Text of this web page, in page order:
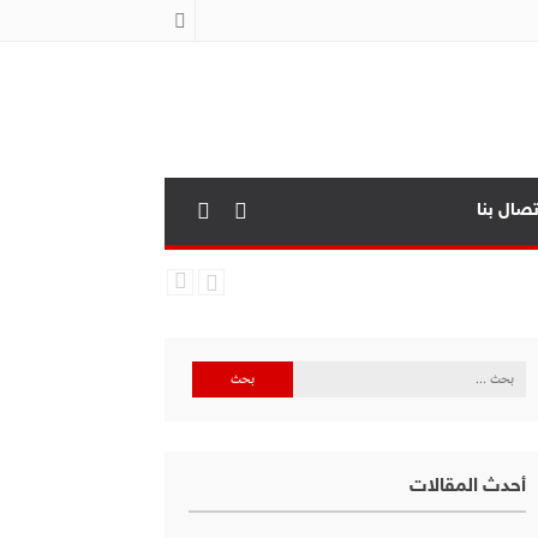
بنا
البحث
أحدث المقالات